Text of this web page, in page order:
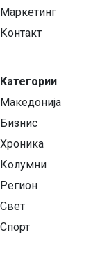
Маркетинг
Контакт
Категории
Македонија
Бизнис
Хроника
Колумни
Регион
Свет
Спорт